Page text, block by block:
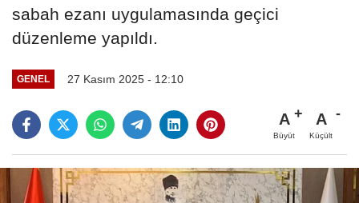
sabah ezanı uygulamasında geçici
düzenleme yapıldı.
GENEL 27 Kasım 2025 - 12:10
A
Büyüt
A
Küçült